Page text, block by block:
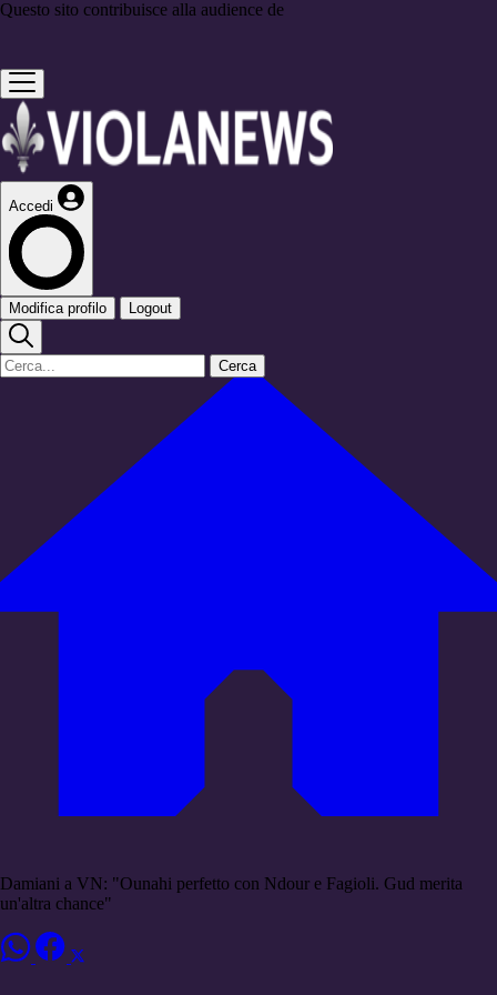
Questo sito contribuisce alla audience de
Accedi
Modifica profilo Logout
Cerca
Damiani a VN: "Ounahi perfetto con Ndour e Fagioli. Gud merita
un'altra chance"